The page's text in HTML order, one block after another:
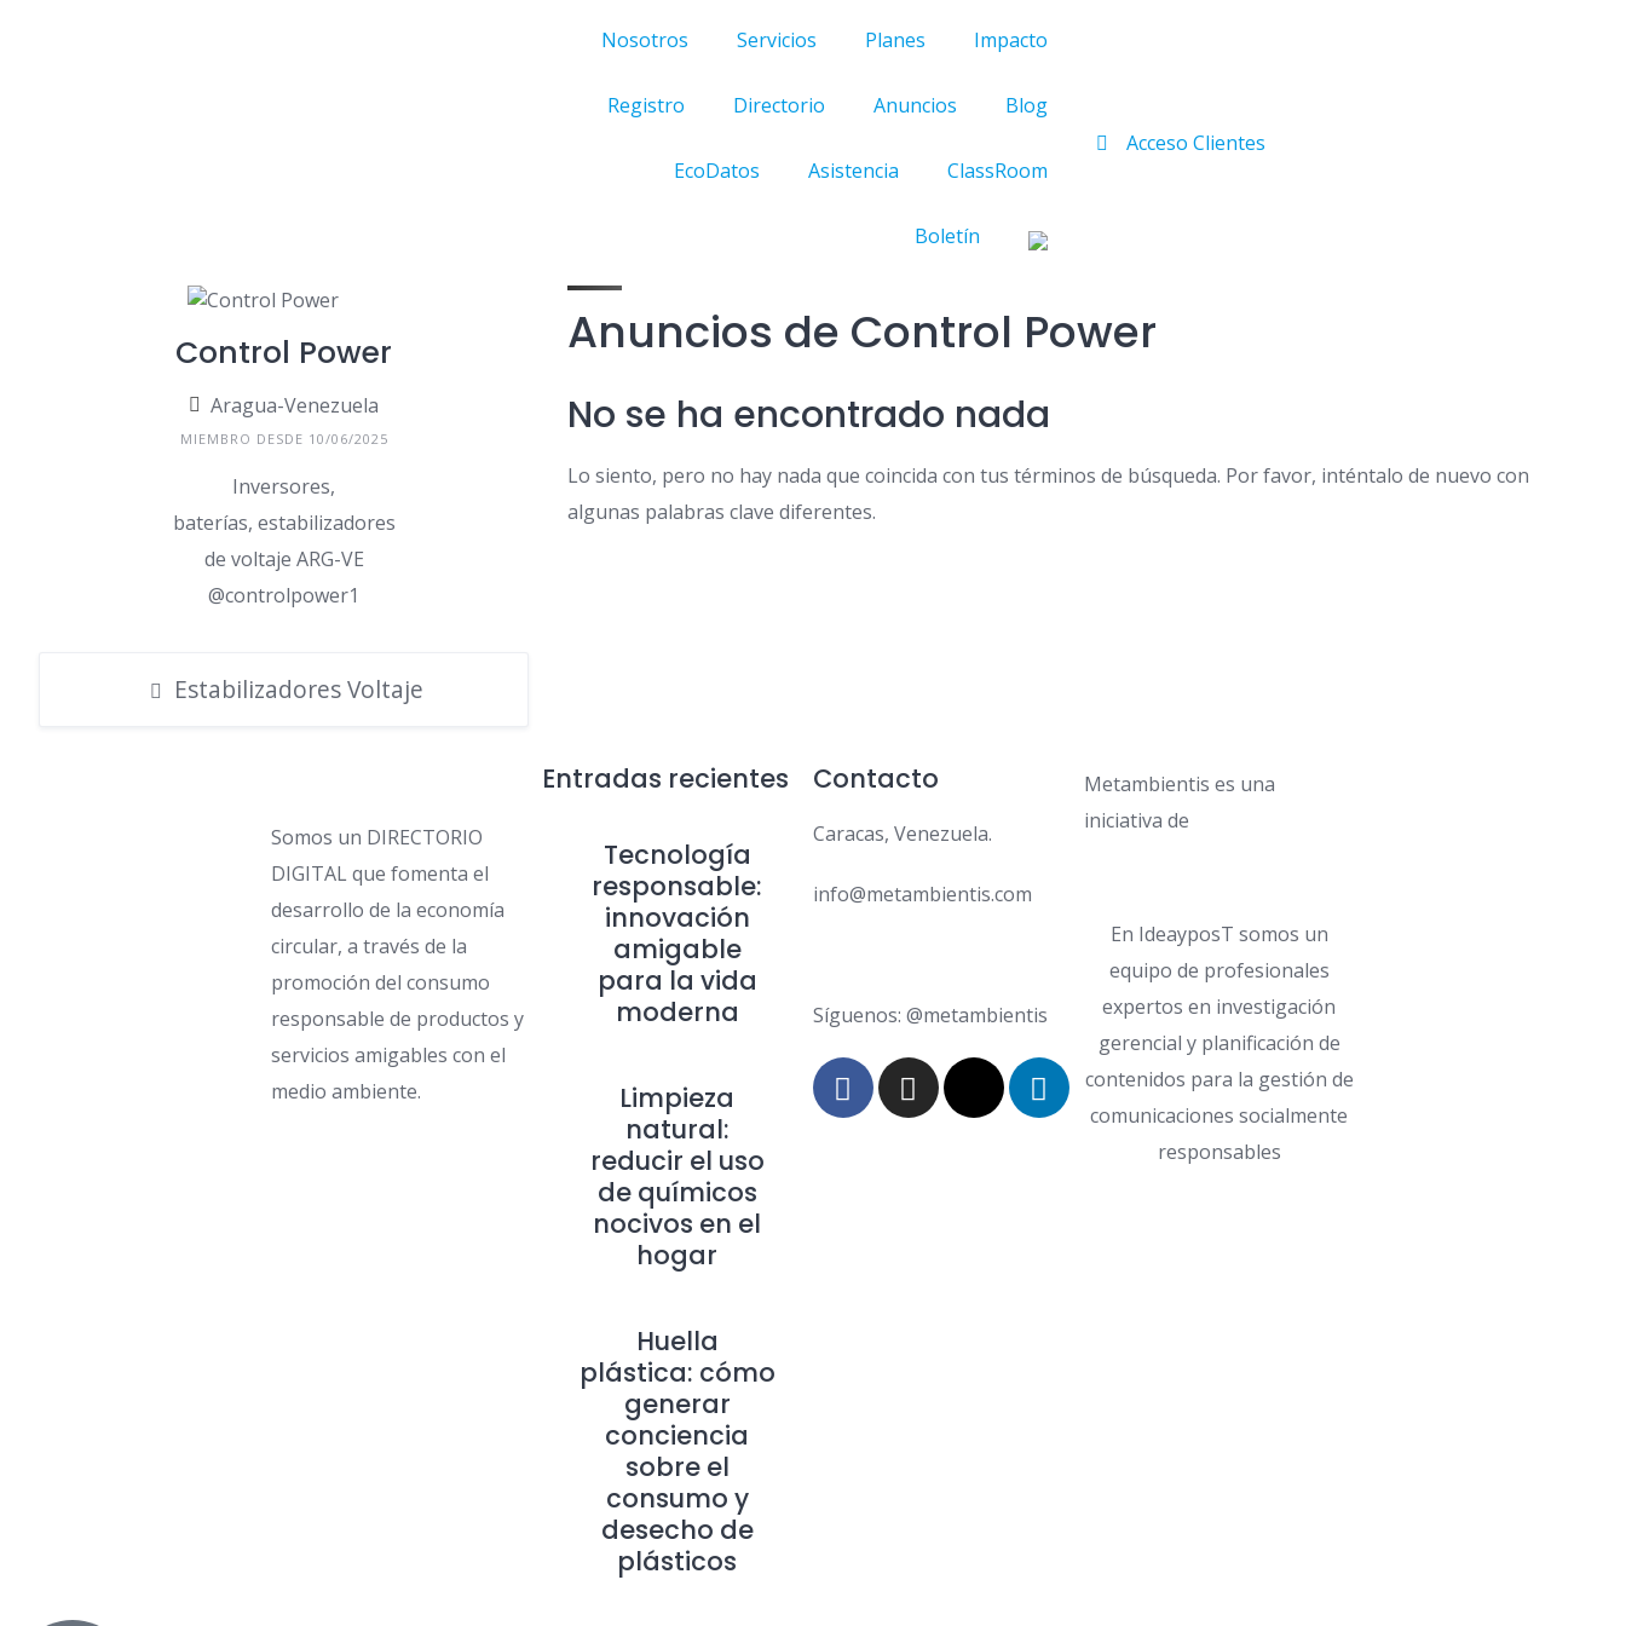
Nosotros Servicios Planes Impacto
Registro Directorio Anuncios Blog
EcoDatos Asistencia ClassRoom
Boletín
Acceso Clientes
Control Power
Aragua-Venezuela
MIEMBRO DESDE 10/06/2025
Inversores,
baterías, estabilizadores
de voltaje ARG-VE
@controlpower1
Estabilizadores Voltaje
Anuncios de Control Power
No se ha encontrado nada
Lo siento, pero no hay nada que coincida con tus términos de búsqueda. Por favor, inténtalo de nuevo con
algunas palabras clave diferentes.
Somos un DIRECTORIO
DIGITAL que fomenta el
desarrollo de la economía
circular, a través de la
promoción del consumo
responsable de productos y
servicios amigables con el
medio ambiente.
Entradas recientes
Tecnología
responsable:
innovación
amigable
para la vida
moderna
Limpieza
natural:
reducir el uso
de químicos
nocivos en el
hogar
Huella
plástica: cómo
generar
conciencia
sobre el
consumo y
desecho de
plásticos
Contacto
Caracas, Venezuela.
info@metambientis.com
Síguenos: @metambientis
Metambientis es una
iniciativa de
En IdeayposT somos un
equipo de profesionales
expertos en investigación
gerencial y planificación de
contenidos para la gestión de
comunicaciones socialmente
responsables